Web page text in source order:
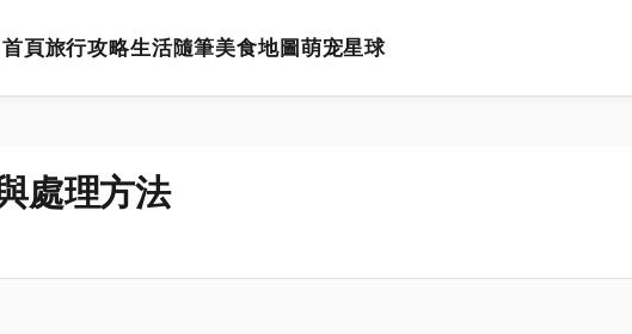
首頁旅行攻略生活隨筆美食地圖萌宠星球
處理方法